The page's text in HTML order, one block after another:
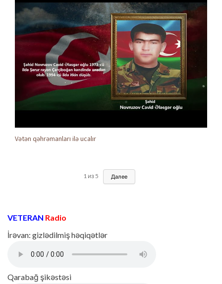
Vətən qəhrəmanları ilə ucalır
1 из 5 Далее
VETERAN Radio
İrəvan: gizlədilmiş həqiqətlər
Qarabağ şikəstəsi